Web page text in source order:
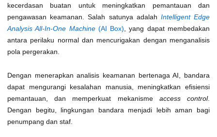
kecerdasan buatan untuk meningkatkan pemantauan dan
pengawasan keamanan. Salah satunya adalah Intelligent Edge
Analysis All-In-One Machine(AI Box), yang dapat membedakan
antara perilaku normal dan mencurigakan dengan menganalisis
pola pergerakan.
Dengan menerapkan analisis keamanan bertenaga AI, bandara
dapat mengurangi kesalahan manusia, meningkatkan efisiensi
pemantauan, dan memperkuat mekanisme access control.
Dengan begitu, lingkungan bandara menjadi lebih aman bagi
penumpang dan staf.